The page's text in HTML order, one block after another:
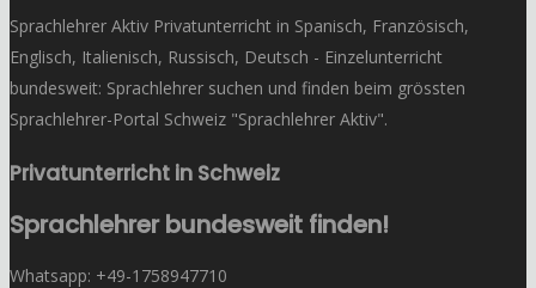
Sprachlehrer Aktiv Privatunterricht in Spanisch, Französisch,
Englisch, Italienisch, Russisch, Deutsch - Einzelunterricht
bundesweit: Sprachlehrer suchen und finden beim grössten
Sprachlehrer-Portal Schweiz "Sprachlehrer Aktiv".
Privatunterricht in Schweiz
Sprachlehrer bundesweit finden!
Whatsapp: ‭+49-1758947710